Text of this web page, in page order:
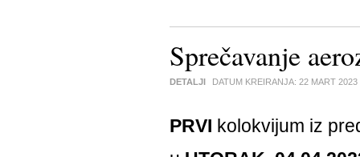
Sprečavanje
DETALJI DATUM KREIRANJA: 22 MART 2023
PRVI kolokvijum iz